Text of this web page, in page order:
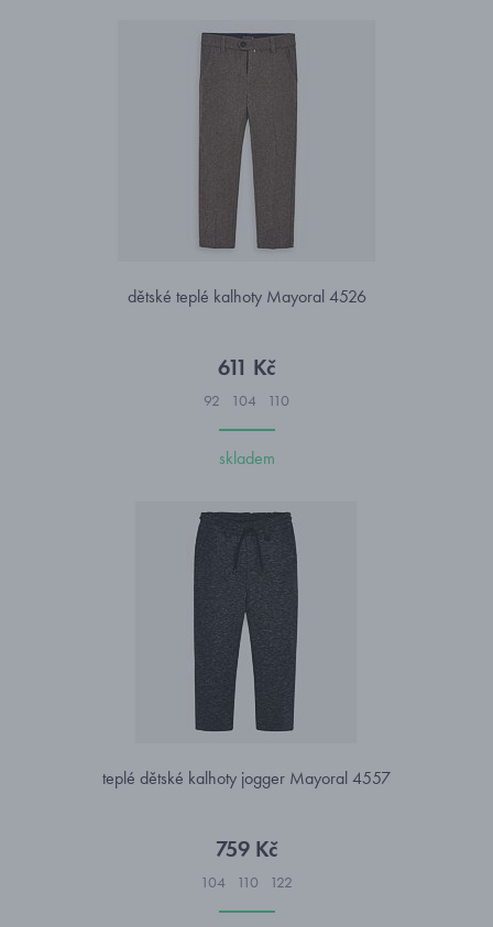
dětské teplé kalhoty Mayoral 4526
611 Kč
92 104 110
skladem
teplé dětské kalhoty jogger Mayoral 4557
759 Kč
104 110 122